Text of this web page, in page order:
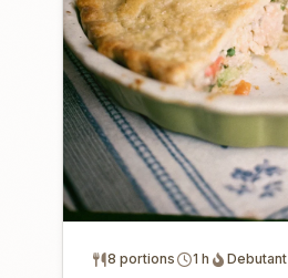
8 portions 1 h Debutant